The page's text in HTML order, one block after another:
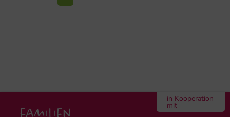
in Kooperation
mit